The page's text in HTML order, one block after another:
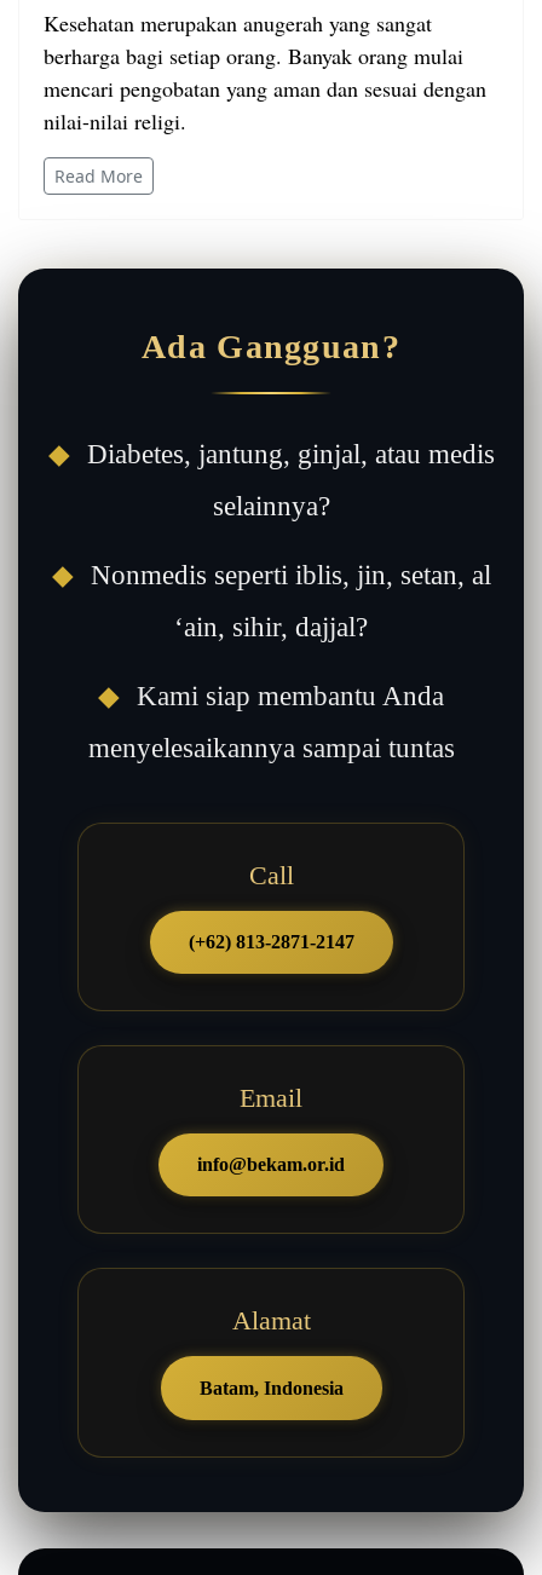
Kesehatan merupakan anugerah yang sangat
berharga bagi setiap orang. Banyak orang mulai
mencari pengobatan yang aman dan sesuai dengan
nilai-nilai religi.
Read More
Ada Gangguan?
◆ Diabetes, jantung, ginjal, atau medis
selainnya?
◆ Nonmedis seperti iblis, jin, setan, al
‘ain, sihir, dajjal?
◆ Kami siap membantu Anda
menyelesaikannya sampai tuntas
Call
(+62) 813-2871-2147
Email
info@bekam.or.id
Alamat
Batam, Indonesia